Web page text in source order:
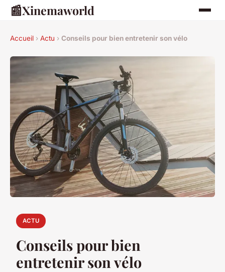
📰Xinemaworld
Accueil › Actu › Conseils pour bien entretenir son vélo
ACTU
Conseils pour bien
entretenir son vélo